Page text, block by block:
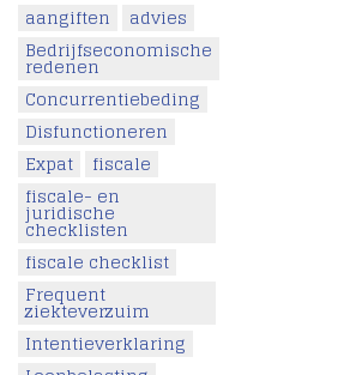
aangiften
advies
Bedrijfseconomische
redenen
Concurrentiebeding
Disfunctioneren
Expat
fiscale
fiscale- en
juridische
checklisten
fiscale checklist
Frequent
ziekteverzuim
Intentieverklaring